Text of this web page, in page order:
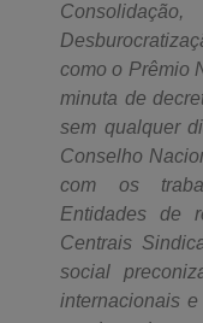
como o Prêmio
minuta de
sem qualquer
Conselho
com os
Entidades de
Centrais
social
internacionais